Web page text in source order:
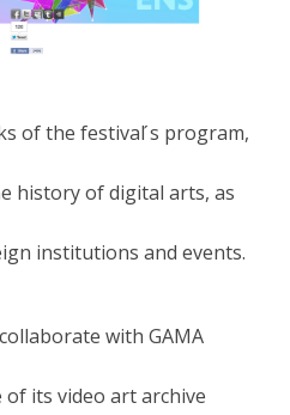
of the festival ́s program,
history of digital arts, as
institutions and events.
with GAMA
of its video art archive